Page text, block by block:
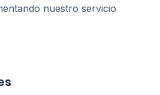
nuestro servicio